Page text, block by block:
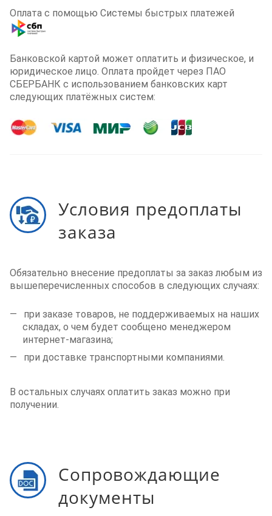
Оплата с помощью Системы быстрых платежей
Банковской картой может оплатить и физическое, и
юридическое лицо. Оплата пройдет через ПАО
СБЕРБАНК с использованием банковских карт
следующих платёжных систем:
Условия предоплаты
заказа
Обязательно внесение предоплаты за заказ любым из
вышеперечисленных способов в следующих случаях:
при заказе товаров, не поддерживаемых на наших
складах, о чем будет сообщено менеджером
интернет-магазина;
при доставке транспортными компаниями.
В остальных случаях оплатить заказ можно при
получении.
Сопровождающие
документы